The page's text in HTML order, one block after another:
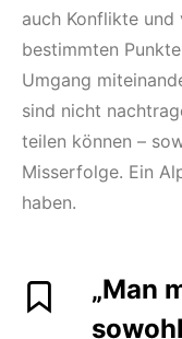
auch Konflikte und
bestimmten
Umgang
sind nicht
teilen können –
Misserfolge. Ein
haben.
„Man